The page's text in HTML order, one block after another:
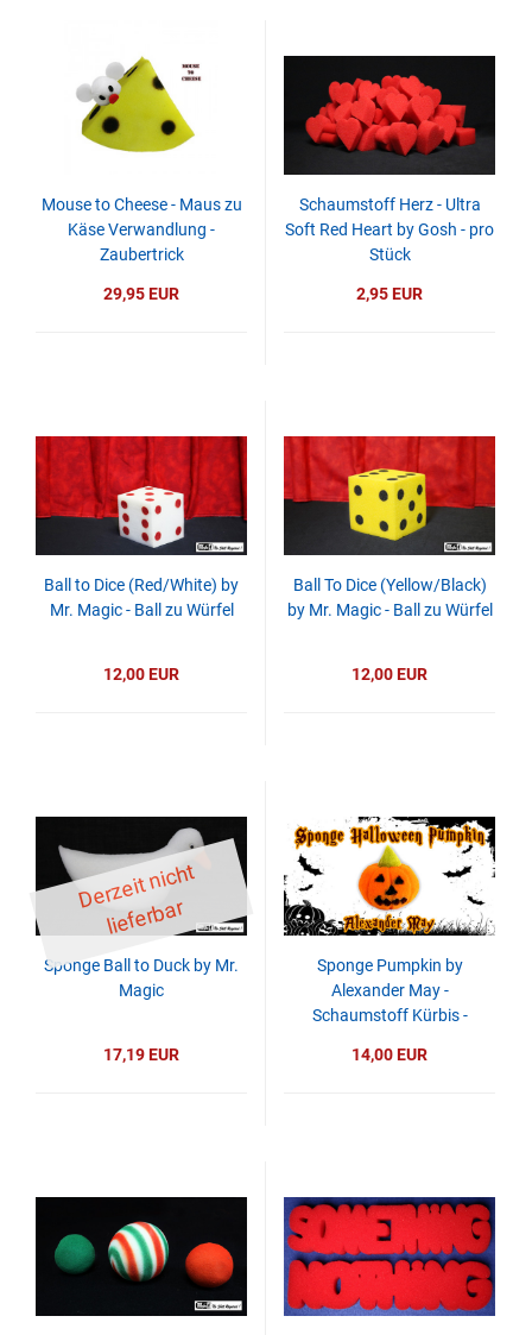
Mouse to Cheese - Maus zu
Käse Verwandlung -
Zaubertrick
29,95 EUR
Schaumstoff Herz - Ultra
Soft Red Heart by Gosh - pro
Stück
2,95 EUR
Ball to Dice (Red/White) by
Mr. Magic - Ball zu Würfel
12,00 EUR
Ball To Dice (Yellow/Black)
by Mr. Magic - Ball zu Würfel
12,00 EUR
D
er
z
eit
ni
c
ht
li
ef
er
b
ar
Sponge Ball to Duck by Mr.
Magic
17,19 EUR
Sponge Pumpkin by
Alexander May -
Schaumstoff Kürbis -
14,00 EUR